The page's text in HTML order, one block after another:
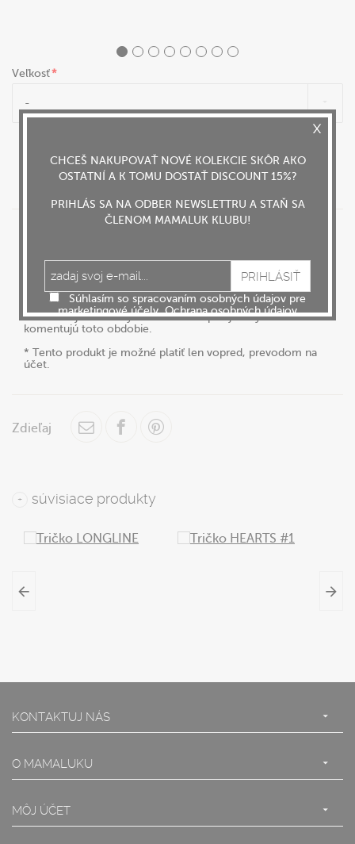
CHCEŠ NAKUPOVAŤ NOVÉ KOLEKCIE SKÔR AKO
OSTATNÍ A K TOMU DOSTAŤ DISCOUNT 15%?
PRIHLÁS SA NA ODBER NEWSLETTRU A STAŇ SA
ČLENOM MAMALUK KLUBU!
Súhlasím so spracovaním osobných údajov pre
marketingové účely.Ochrana osobných údajov
Veľkosť
-
DO KOŠÍKA
- Klasické bavlnené tričko, ručne potlačené a popísané.
Príjemný materiál, pánsky strih - dokonalé pohodlie!
Srdiečka v oblasti "cici" sú nielen milo-vtipným prvkom,
chceli sme nimi poukázať aj na spojenie mama - baby v
období kojenia. Texty na tričkách dopĺňajú a výstižne
komentujú toto obdobie.
* Tento produkt je možné platiť len vopred, prevodom na
účet.
Zdieľaj
+ súvisiace produkty
KONTAKTUJ NÁS
O MAMALUKU
MÔJ ÚČET